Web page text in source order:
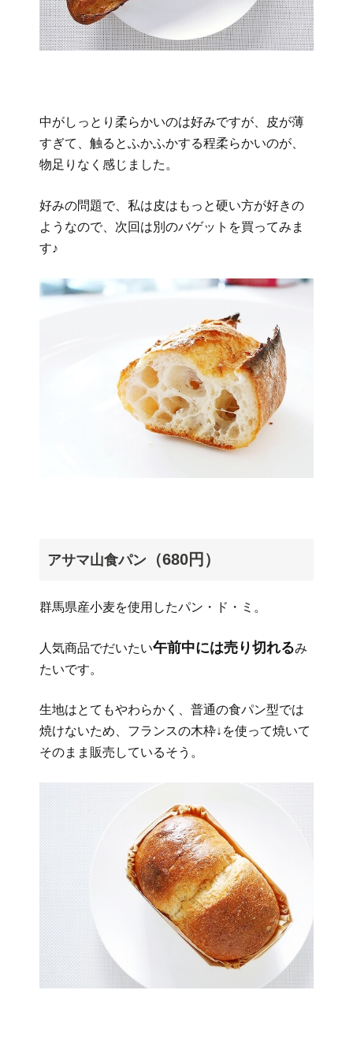
中がしっとり柔らかいのは好みですが、皮が薄
すぎて、触るとふかふかする程柔らかいのが、
物足りなく感じました。
好みの問題で、私は皮はもっと硬い方が好きの
ようなので、次回は別のバゲットを買ってみま
す♪
アサマ山食パン （680円）
群馬県産小麦を使用したパン・ド・ミ。
人気商品でだいたい午前中には売り切れるみ
たいです。
生地はとてもやわらかく、普通の食パン型では
焼けないため、フランスの木枠↓を使って焼いて
そのまま販売しているそう。